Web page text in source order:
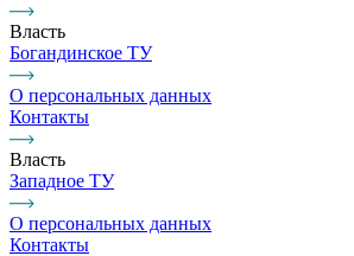
Власть
Богандинское ТУ
О персональных данных
Контакты
Власть
Западное ТУ
О персональных данных
Контакты